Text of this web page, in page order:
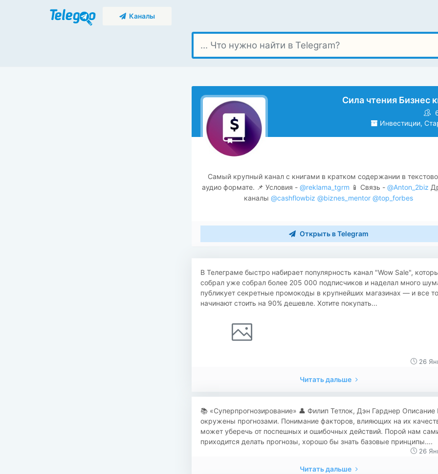
Каналы
Сила чтения Бизнес
Инвестиции,
Самый крупный канал с книгами в кратком содержании в
аудио формате. 📌 Условия - @reklama_tgrm 📱 Связь - @Anton_2biz
каналы @cashflowbiz @biznes_mentor @top_forbes
Открыть в Telegram
В Телеграме быстро набирает популярность канал "Wow Sale",
собрал уже собрал более 205 000 подписчиков и наделал много
публикует секретные промокоды в крупнейших магазинах — и все
начинают стоить на 90% дешевле. Хотите покупать...
26
Читать дальше
​​📚 «Суперпрогнозирование» 👤 Филип Тетлок, Дэн Гарднер
окружены прогнозами. Понимание факторов, влияющих на их
может уберечь от поспешных и ошибочных действий. Порой нам
приходится делать прогнозы, хорошо бы знать базовые принципы....
26
Читать дальше